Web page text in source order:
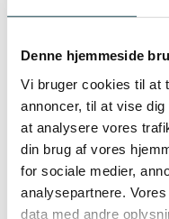
Denne hjemmeside
Vi bruger cookies til at
annoncer, til at vise
at analysere vores
din brug af vores
for sociale medier,
analysepartnere.
data med andre
Beløbsgrænsen
januar.
HVAD VENTER
Fordi